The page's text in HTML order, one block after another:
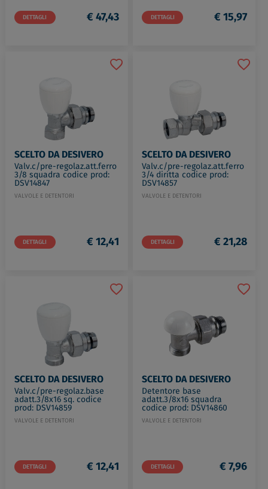
DETTAGLI € 47,43 DETTAGLI € 15,97
SCELTO DA DESIVERO
Valv.c/pre-regolaz.att.ferro
3/8 squadra codice prod:
DSV14847
VALVOLE E DETENTORI
DETTAGLI € 12,41
SCELTO DA DESIVERO
Valv.c/pre-regolaz.att.ferro
3/4 diritta codice prod:
DSV14857
VALVOLE E DETENTORI
DETTAGLI € 21,28
SCELTO DA DESIVERO
Valv.c/pre-regolaz.base
adatt.3/8x16 sq. codice
prod: DSV14859
VALVOLE E DETENTORI
DETTAGLI € 12,41
SCELTO DA DESIVERO
Detentore base
adatt.3/8x16 squadra
codice prod: DSV14860
VALVOLE E DETENTORI
DETTAGLI € 7,96